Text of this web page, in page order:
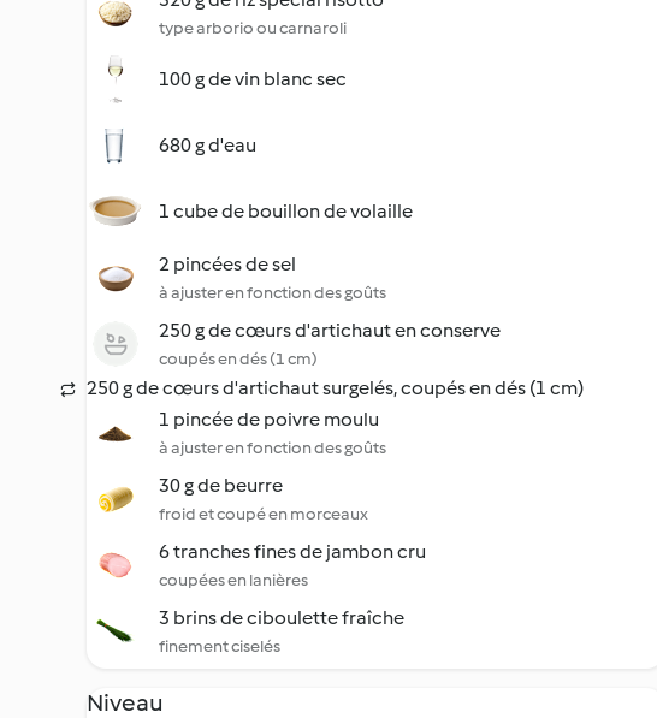
type arborio ou carnaroli
100 g de vin blanc sec
680 g d'eau
1 cube de bouillon de volaille
2 pincées de sel
à ajuster en fonction des goûts
250 g de cœurs d'artichaut en conserve
coupés en dés (1 cm)
250 g de cœurs d'artichaut surgelés, coupés en dés (1 cm)
1 pincée de poivre moulu
à ajuster en fonction des goûts
30 g de beurre
froid et coupé en morceaux
6 tranches fines de jambon cru
coupées en lanières
3 brins de ciboulette fraîche
finement ciselés
Niveau